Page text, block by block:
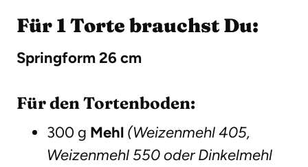
Für 1 Torte brauchst Du:
Springform 26 cm
Für den Tortenboden:
300 g Mehl (Weizenmehl 405,
Weizenmehl 550 oder Dinkelmehl